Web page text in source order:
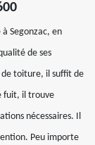
Segonzac, en
de ses
de toiture, il suffit de
fuit, il trouve
nécessaires. Il
Peu importe